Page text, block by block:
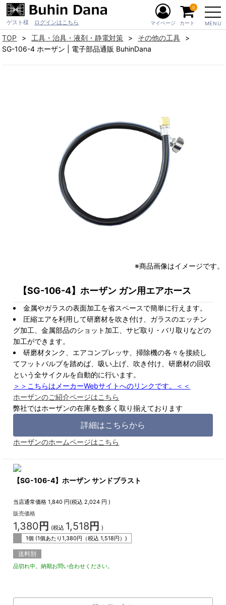
ゲスト様 ログインはこちら MENU
マイページ カート
0
TOP 工具・治具・液剤・静電対策
その他の工具
SG-106-4 ホーザン | 電子部品通販 BuhinDana
※商品画像はイメージです。
【SG-106-4】ホーザン ガン用エアホース
金属やガラスの表面加工を省スペースで簡単に行えます。
圧縮エアを利用して研磨材を吹き付け、ガラスのエッチン
グ加工、金属部品のショット加工、サビ取り・バリ取りなどの
加工ができます。
研磨材タンク、エアコンプレッサ、掃除機の各々を接続し
てフットバルブを踏めば、吸い上げ、吹き付け、研磨材の回収
という全サイクルを自動的に行います。
＞＞こちらはメーカーWebサイトへのリンクです。＜＜
ホーザンのご紹介ページはこちら
弊社ではホーザンの在庫を数多く取り揃えております
詳細はこちらから
ホーザンのホームページはこちら
【SG-106-4】ホーザン サンドブラスト
当店通常価格 1,840 円(税込 2,024 円 )
販売価格
1,380 円 (税込 1,518 円 )
1個 (1個あたり1,380円（税込1,518円）)
送料別
品切れ中。納期お問い合わせください。